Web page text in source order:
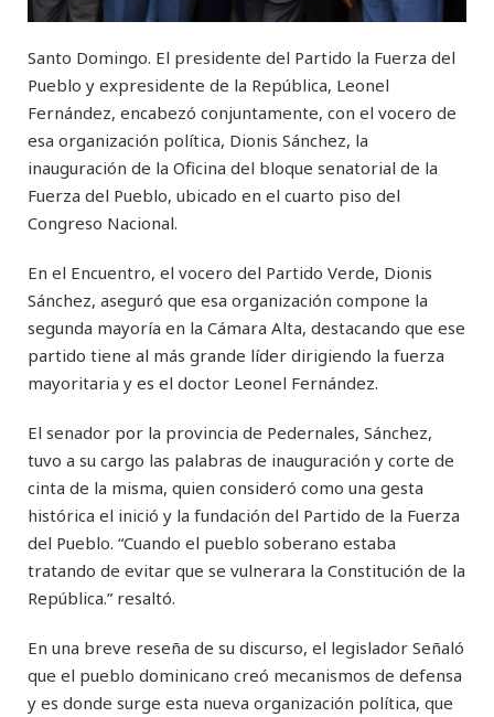
Santo Domingo. El presidente del Partido la Fuerza del
Pueblo y expresidente de la República, Leonel
Fernández, encabezó conjuntamente, con el vocero de
esa organización política, Dionis Sánchez, la
inauguración de la Oficina del bloque senatorial de la
Fuerza del Pueblo, ubicado en el cuarto piso del
Congreso Nacional.
En el Encuentro, el vocero del Partido Verde, Dionis
Sánchez, aseguró que esa organización compone la
segunda mayoría en la Cámara Alta, destacando que ese
partido tiene al más grande líder dirigiendo la fuerza
mayoritaria y es el doctor Leonel Fernández.
El senador por la provincia de Pedernales, Sánchez,
tuvo a su cargo las palabras de inauguración y corte de
cinta de la misma, quien consideró como una gesta
histórica el inició y la fundación del Partido de la Fuerza
del Pueblo. “Cuando el pueblo soberano estaba
tratando de evitar que se vulnerara la Constitución de la
República.” resaltó.
En una breve reseña de su discurso, el legislador Señaló
que el pueblo dominicano creó mecanismos de defensa
y es donde surge esta nueva organización política, que